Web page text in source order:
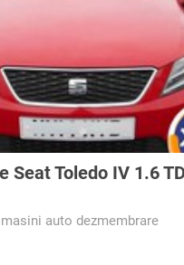
Seat Toledo IV 1.6
masini auto dezmembrare